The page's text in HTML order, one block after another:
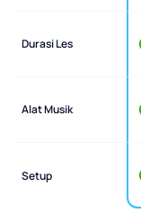
Durasi Les
Alat Musik
Setup